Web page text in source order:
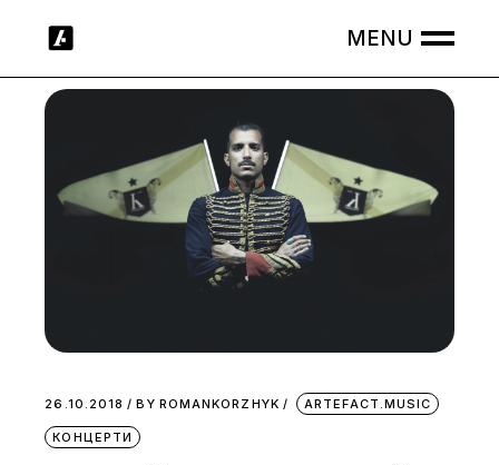
26.10.2018 BY ROMANKORZHYK ARTEFACT.MUSIC
КОНЦЕРТИ